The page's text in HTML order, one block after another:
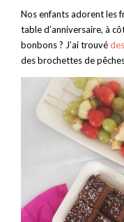
Nos enfants adorent les
table d’anniversaire, à
bonbons ? J’ai trouvé
des brochettes de